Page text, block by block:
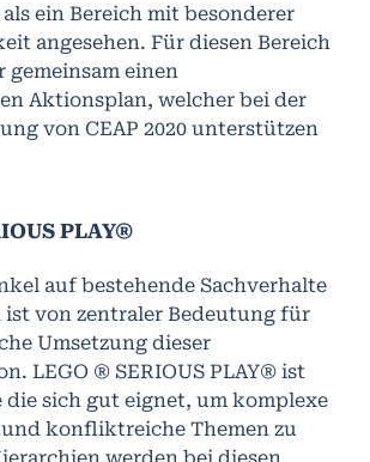
ein Bereich mit besonderer
angesehen. Für diesen Bereich
gemeinsam einen
Aktionsplan, welcher bei der
von CEAP 2020 unterstützen
PLAY®
auf bestehende Sachverhalte
ist von zentraler Bedeutung für
Umsetzung dieser
LEGO ® SERIOUS PLAY® ist
die sich gut eignet, um komplexe
konfliktreiche Themen zu